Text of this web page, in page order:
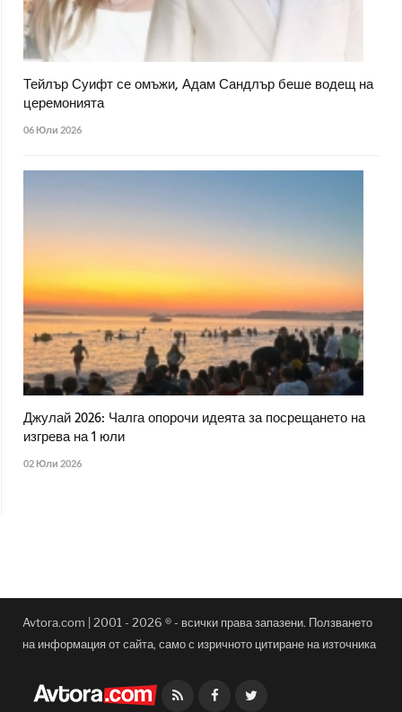
Тейлър Суифт се омъжи, Адам Сандлър беше водещ на
церемонията
06 Юли 2026
Джулай 2026: Чалга опорочи идеята за посрещането на
изгрева на 1 юли
02 Юли 2026
Avtora.com | 2001 - 2026 ® - всички права запазени. Ползването
на информация от сайта, само с изричното цитиране на източника
Facebook